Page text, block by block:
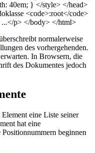
40em; } </style> </head>
<code>:root</code>
p> </body> </html>
normalerweise
des vorhergehenden.
In Browsern, die
des Dokumentes jedoch
eine Liste seiner
hat eine
beginnen